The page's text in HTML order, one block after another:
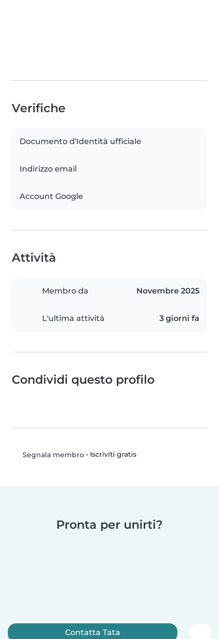
Verifiche
Documento d'Identità ufficiale
Indirizzo email
Account Google
Attività
Membro da Novembre 2025
L'ultima attività 3 giorni fa
Condividi questo profilo
Segnala membro• Iscriviti gratis
Pronta per unirti?
Contatta Tata